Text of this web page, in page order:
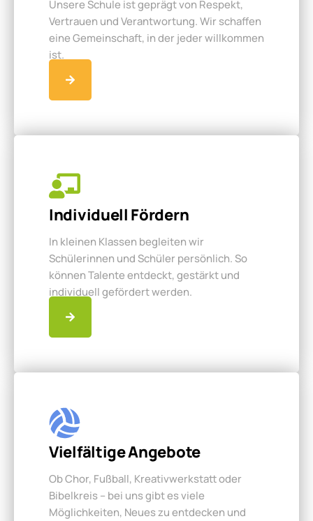
Unsere Schule ist geprägt von Respekt,
Vertrauen und Verantwortung. Wir schaffen
eine Gemeinschaft, in der jeder willkommen
ist.
Individuell Fördern
In kleinen Klassen begleiten wir
Schülerinnen und Schüler persönlich. So
können Talente entdeckt, gestärkt und
individuell gefördert werden.
Vielfältige Angebote
Ob Chor, Fußball, Kreativwerkstatt oder
Bibelkreis – bei uns gibt es viele
Möglichkeiten, Neues zu entdecken und